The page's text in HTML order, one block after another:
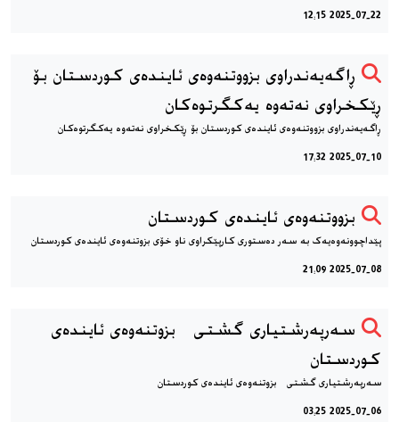
2025-07-22 12:15
ڕاگەیەندراوی بزووتنەوەی ئایندەی كوردستان بۆ
ڕێكخراوی نەتەوە یەكگرتوەكان
ڕاگەیەندراوی بزووتنەوەی ئایندەی كوردستان بۆ ڕێكخراوی نەتەوە یەكگرتوەكان
2025-07-10 17:32
بزووتنه‌وه‌ی ئاینده‌ی کوردستان
پێداچوونه‌وه‌یه‌ک به سه‌ر دەستوری كارپێكراوی ناو خۆی بزوتنەوەی ئایندەی كوردستان
2025-07-08 21:09
سەرپەرشتیاری گشتی بزوتنەوەی ئایندەی
كوردستان
سەرپەرشتیاری گشتی بزوتنەوەی ئایندەی كوردستان
2025-07-06 03:25